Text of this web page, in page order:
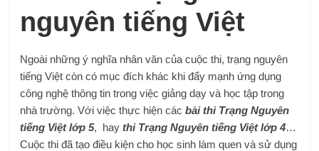
nguyên tiếng Việt
Ngoài những ý nghĩa nhân văn của cuộc thi, trạng nguyên
tiếng Việt còn có mục đích khác khi đẩy mạnh ứng dụng
công nghệ thông tin trong việc giảng dạy và học tập trong
nhà trường. Với việc thực hiện cácbài thi Trạng Nguyên
tiếng Việt lớp 5, haythi Trạng Nguyên tiếng Việt lớp 4…
Cuộc thi đã tạo điều kiện cho học sinh làm quen và sử dụng